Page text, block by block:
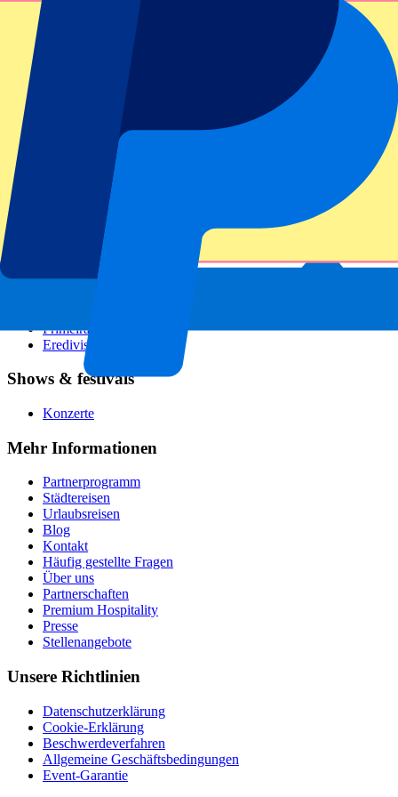
Alle Sportarten
Fußballligen
Champions League
Premier League
Serie A
Primeira Liga
Eredivisie
Shows & festivals
Konzerte
Mehr Informationen
Partnerprogramm
Städtereisen
Urlaubsreisen
Blog
Kontakt
Häufig gestellte Fragen
Über uns
Partnerschaften
Premium Hospitality
Presse
Stellenangebote
Unsere Richtlinien
Datenschutzerklärung
Cookie-Erklärung
Beschwerdeverfahren
Allgemeine Geschäftsbedingungen
Event-Garantie